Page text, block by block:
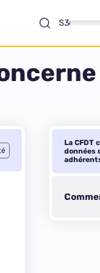
S3
La CFDT
données